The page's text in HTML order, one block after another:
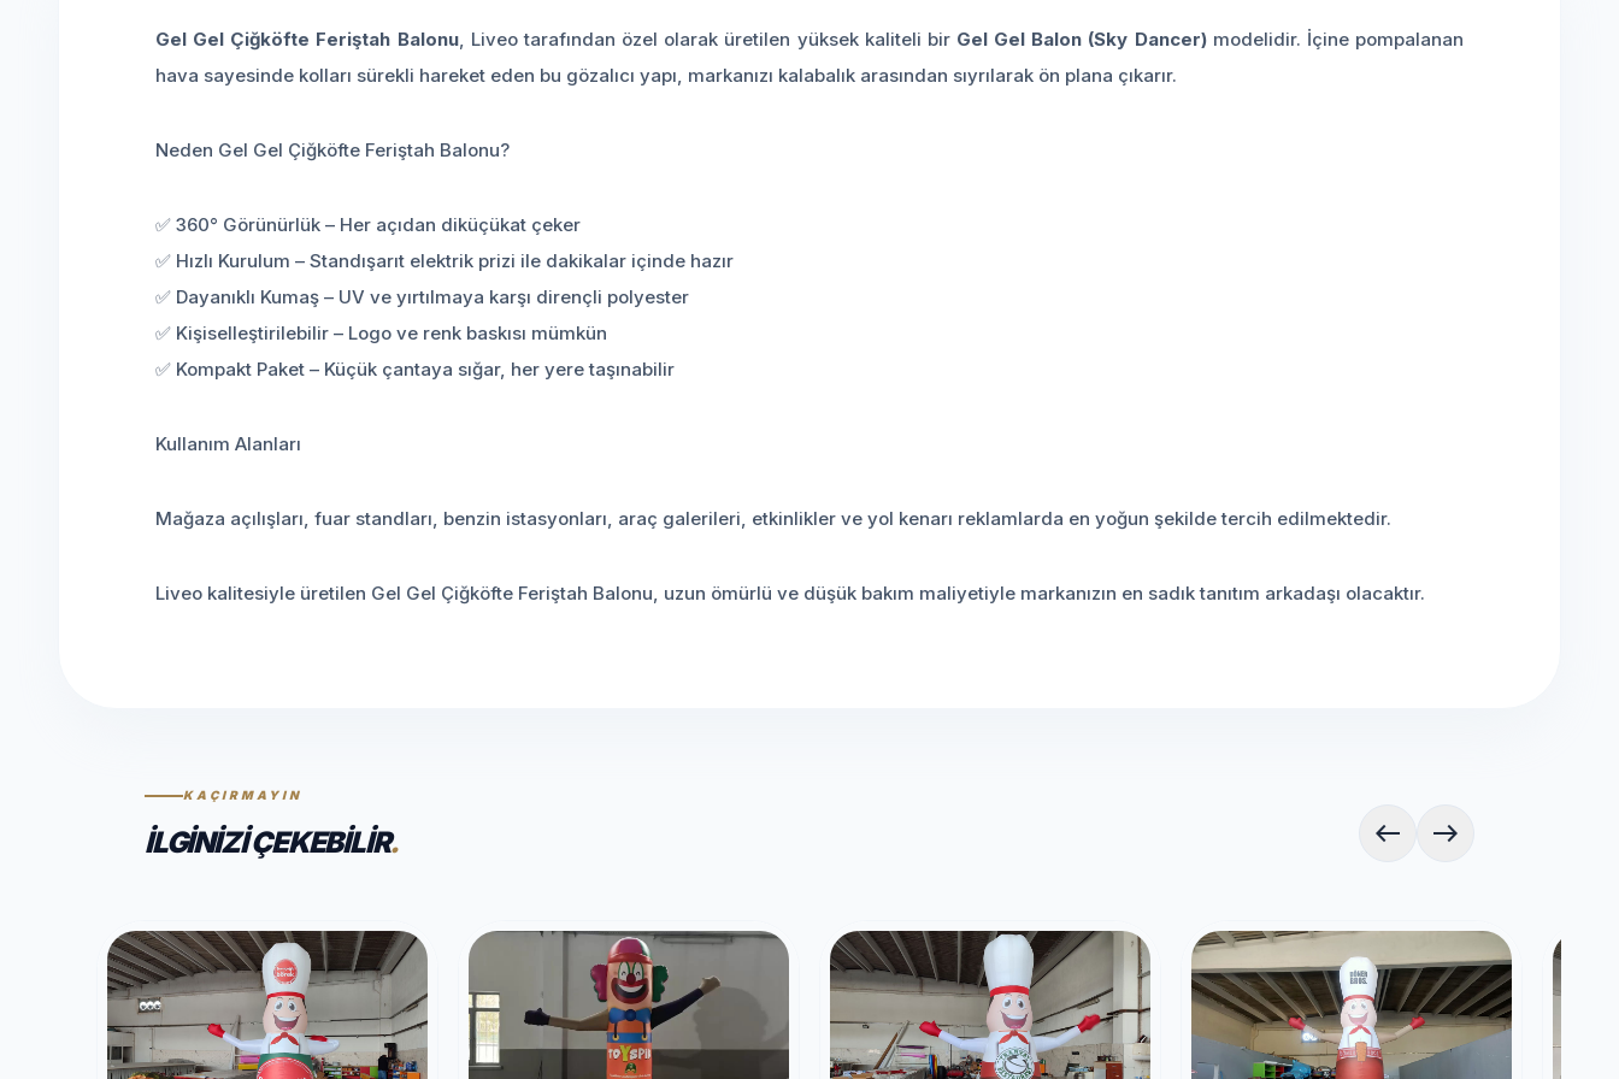
Gel Gel Çiğköfte Feriştah Balonu, Liveo tarafından özel olarak üretilen yüksek kaliteli bir Gel Gel Balon (Sky Dancer)modelidir. İçine pompalanan
hava sayesinde kolları sürekli hareket eden bu gözalıcı yapı, markanızı kalabalık arasından sıyrılarak ön plana çıkarır.
Neden Gel Gel Çiğköfte Feriştah Balonu?
✅ 360° Görünürlük – Her açıdan diküçükat çeker
✅ Hızlı Kurulum – Standışarıt elektrik prizi ile dakikalar içinde hazır
✅ Dayanıklı Kumaş – UV ve yırtılmaya karşı dirençli polyester
✅ Kişiselleştirilebilir – Logo ve renk baskısı mümkün
✅ Kompakt Paket – Küçük çantaya sığar, her yere taşınabilir
Kullanım Alanları
Mağaza açılışları, fuar standları, benzin istasyonları, araç galerileri, etkinlikler ve yol kenarı reklamlarda en yoğun şekilde tercih edilmektedir.
Liveo kalitesiyle üretilen Gel Gel Çiğköfte Feriştah Balonu, uzun ömürlü ve düşük bakım maliyetiyle markanızın en sadık tanıtım arkadaşı olacaktır.
KAÇIRMAYIN
İLGINIZI ÇEKEBILIR. west east